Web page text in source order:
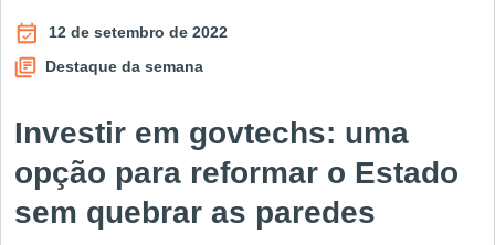
12 de setembro de 2022
Destaque da semana
Investir em govtechs: uma
opção para reformar o Estado
sem quebrar as paredes